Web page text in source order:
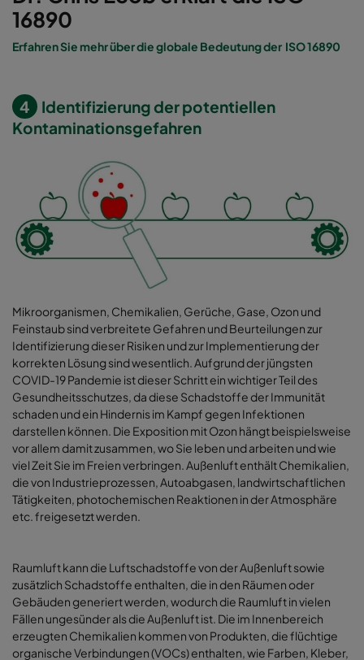
16890
Erfahren Sie mehr über die globale Bedeutung der ISO 16890
4
Identifizierung der potentiellen
Kontaminationsgefahren
Mikroorganismen, Chemikalien, Gerüche, Gase, Ozon und
Feinstaub sind verbreitete Gefahren und Beurteilungen zur
Identifizierung dieser Risiken und zur Implementierung der
korrekten Lösung sind wesentlich. Aufgrund der jüngsten
COVID-19 Pandemie ist dieser Schritt ein wichtiger Teil des
Gesundheitsschutzes, da diese Schadstoffe der Immunität
schaden und ein Hindernis im Kampf gegen Infektionen
darstellen können. Die Exposition mit Ozon hängt beispielsweise
vor allem damit zusammen, wo Sie leben und arbeiten und wie
viel Zeit Sie im Freien verbringen. Außenluft enthält Chemikalien,
die von Industrieprozessen, Autoabgasen, landwirtschaftlichen
Tätigkeiten, photochemischen Reaktionen in der Atmosphäre
etc. freigesetzt werden.
Raumluft kann die Luftschadstoffe von der Außenluft sowie
zusätzlich Schadstoffe enthalten, die in den Räumen oder
Gebäuden generiert werden, wodurch die Raumluft in vielen
Fällen ungesünder als die Außenluft ist. Die im Innenbereich
erzeugten Chemikalien kommen von Produkten, die flüchtige
organische Verbindungen (VOCs) enthalten, wie Farben, Kleber,